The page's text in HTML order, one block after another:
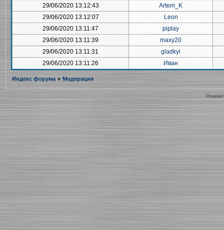
29/06/2020 13:12:43
Artem_K
29/06/2020 13:12:07
Leon
29/06/2020 13:11:47
piplay
29/06/2020 13:11:39
maxy20
29/06/2020 13:11:31
gladkyi
29/06/2020 13:11:26
Иван
Индекс форума » Модерация